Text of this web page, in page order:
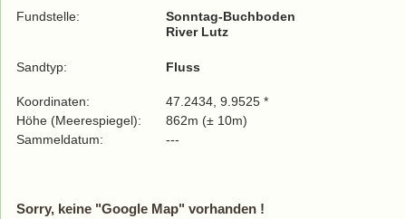
Fundstelle:
Sonntag-Buchboden
River Lutz
Sandtyp: Fluss
Koordinaten:
47.2434, 9.9525 *
Höhe (Meerespiegel):
862m (± 10m)
Sammeldatum:
---
Sorry, keine "Google Map" vorhanden !